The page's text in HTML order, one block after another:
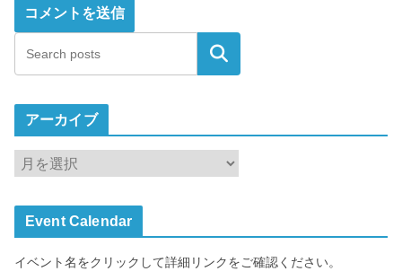
検索
アーカイブ
ア
カ
Event Calendar
イベント名をクリックして詳細リンクをご確認ください。